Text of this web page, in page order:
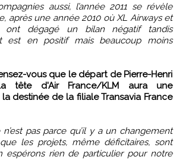
après une année 2010 où XL Airways et
ont dégagé un bilan négatif tandis
est en positif mais beaucoup moins
vous que le départ de Pierre-Henri
tête d'Air France/KLM aura une
destinée de la filiale Transavia France
n’est pas parce qu’il y a un changement
les projets, même déficitaires, sont
espérons rien de particulier pour notre